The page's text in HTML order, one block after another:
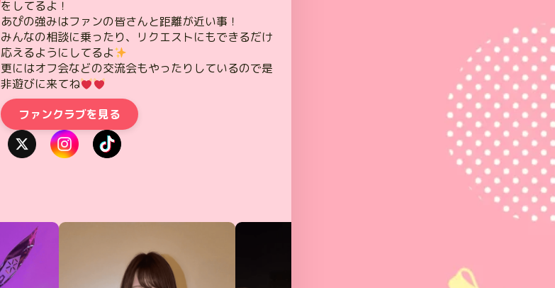
をしてるよ！
あぴの強みはファンの皆さんと距離が近い事！
みんなの相談に乗ったり、リクエストにもできるだけ
応えるようにしてるよ
更にはオフ会などの交流会もやったりしているので是
非遊びに来てね
ファンクラブを見る